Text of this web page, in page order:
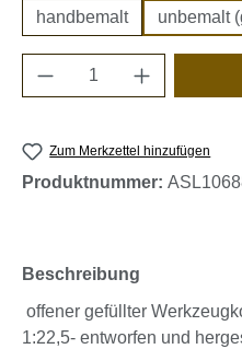
handbemalt unbemalt
Produkt Anzahl:
Zum Merkzettel hinzufügen
Produktnummer:
Beschreibung
offener gefüllter
1:22,5- entworfen und